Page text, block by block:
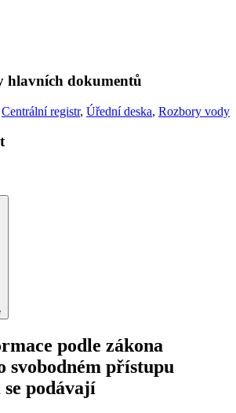
hlavních dokumentů
Centrální registr, Úřední deska, Rozbory vody
podle zákona
svobodném přístupu
podávají